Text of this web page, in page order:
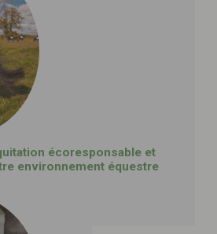
écoresponsable et
environnement équestre